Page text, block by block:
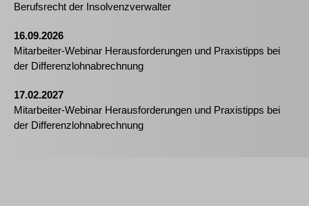
Berufsrecht der Insolvenzverwalter
16.09.2026
Mitarbeiter-Webinar Herausforderungen und Praxistipps bei
der Differenzlohnabrechnung
17.02.2027
Mitarbeiter-Webinar Herausforderungen und Praxistipps bei
der Differenzlohnabrechnung